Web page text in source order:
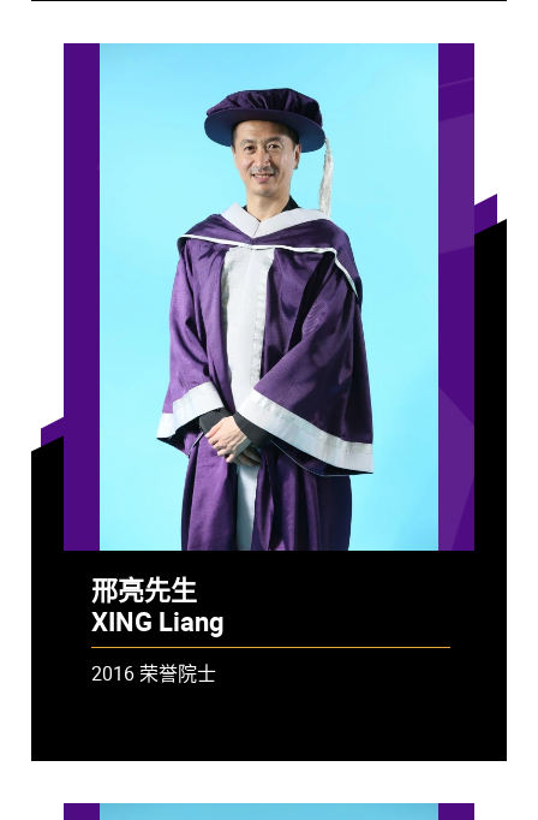
邢亮先生
XING Liang
2016 荣誉院士